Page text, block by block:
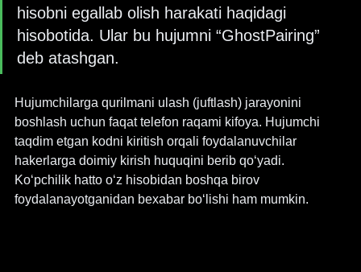
hisobni egallab olish harakati haqidagi
hisobotida. Ular bu hujumni “GhostPairing”
deb atashgan.
Hujumchilarga qurilmani ulash (juftlash) jarayonini
boshlash uchun faqat telefon raqami kifoya. Hujumchi
taqdim etgan kodni kiritish orqali foydalanuvchilar
hakerlarga doimiy kirish huquqini berib qo‘yadi.
Ko‘pchilik hatto o‘z hisobidan boshqa birov
foydalanayotganidan bexabar bo‘lishi ham mumkin.